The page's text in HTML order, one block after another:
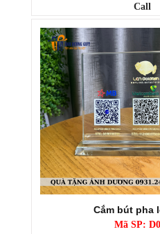
Call
Cắm bút pha
Mã SP: